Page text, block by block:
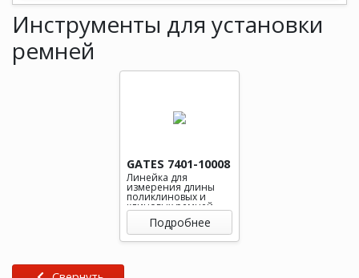
Инструменты для установки
ремней
GATES 7401-10008
Линейка для
измерения длины
поликлиновых и
клиновых ремней
Подробнее